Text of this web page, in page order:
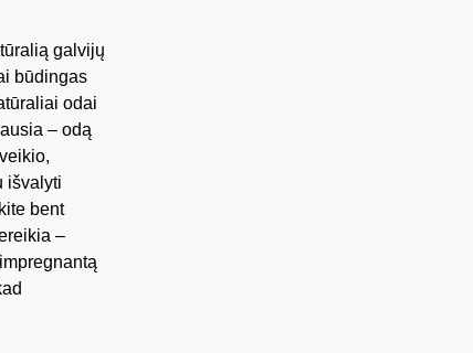
galvijų
būdingas
odai
– odą
išvalyti
bent
–